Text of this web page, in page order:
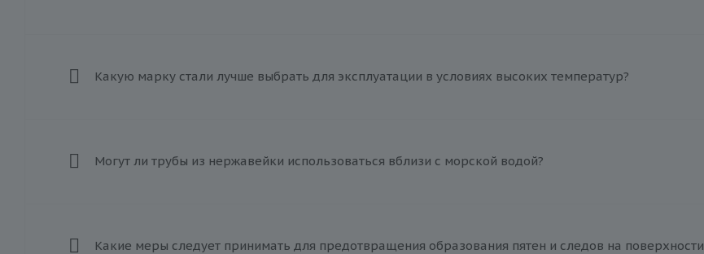
Какую марку стали лучше выбрать для эксплуатации в условиях высоких температур?
Могут ли трубы из нержавейки использоваться вблизи с морской водой?
Какие меры следует принимать для предотвращения образования пятен и следов на поверхности